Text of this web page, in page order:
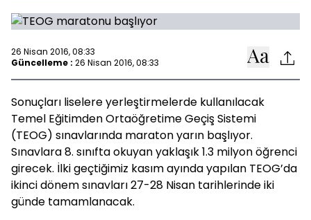
26 Nisan 2016, 08:33
Güncelleme : 26 Nisan 2016, 08:33
Sonuçları liselere yerleştirmelerde kullanılacak
Temel Eğitimden Ortaöğretime Geçiş Sistemi
(TEOG) sınavlarında maraton yarın başlıyor.
Sınavlara 8. sınıfta okuyan yaklaşık 1.3 milyon öğrenci
girecek. İlki geçtiğimiz kasım ayında yapılan TEOG’da
ikinci dönem sınavları 27-28 Nisan tarihlerinde iki
günde tamamlanacak.